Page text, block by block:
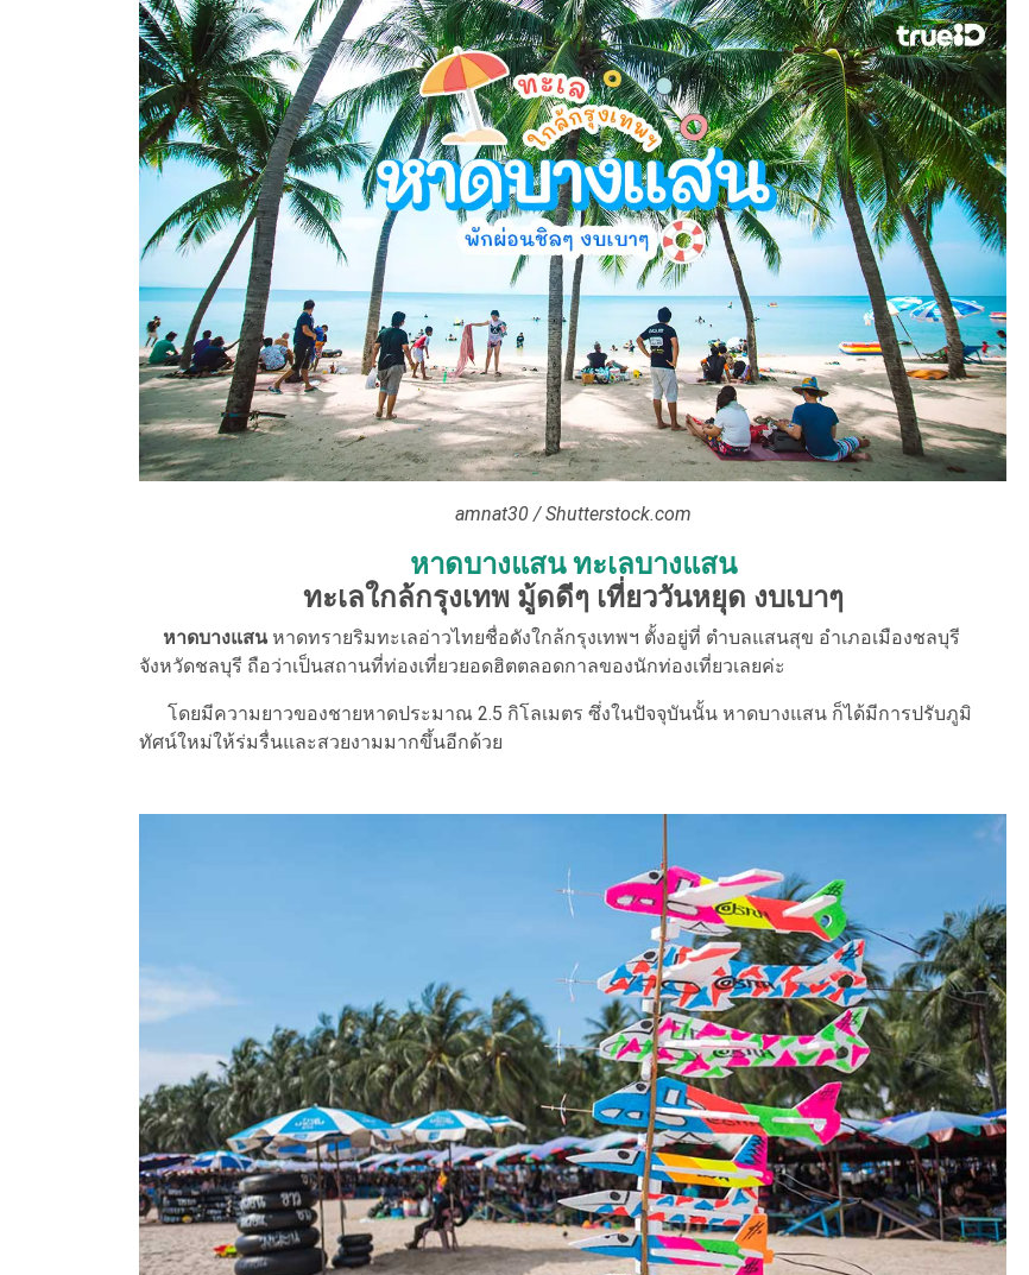
amnat30 / Shutterstock.com
หาดบางแสน ทะเลบางแสน
ทะเลใกล้กรุงเทพ มู้ดดีๆ เที่ยววันหยุด งบเบาๆ
หาดบางแสนหาดทรายริมทะเลอ่าวไทยชื่อดังใกล้กรุงเทพฯ ตั้งอยู่ที่ ตำบลแสนสุข อำเภอเมืองชลบุรี
จังหวัดชลบุรี ถือว่าเป็นสถานที่ท่องเที่ยวยอดฮิตตลอดกาลของนักท่องเที่ยวเลยค่ะ
โดยมีความยาวของชายหาดประมาณ 2.5 กิโลเมตร ซึ่งในปัจจุบันนั้น หาดบางแสน ก็ได้มีการปรับภูมิ
ทัศน์ใหม่ให้ร่มรื่นและสวยงามมากขึ้นอีกด้วย